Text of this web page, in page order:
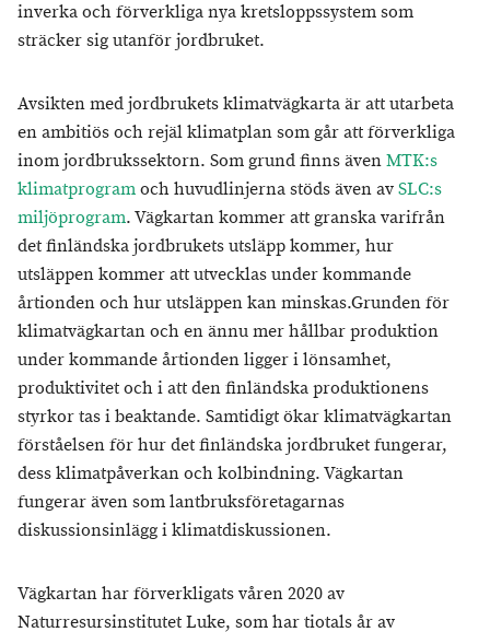
inverka och förverkliga nya kretsloppssystem som
sträcker sig utanför jordbruket.
Avsikten med jordbrukets klimatvägkarta är att utarbeta
en ambitiös och rejäl klimatplan som går att förverkliga
inom jordbrukssektorn. Som grund finns ävenMTK:s
klimatprogramoch huvudlinjerna stöds även avSLC:s
miljöprogram. Vägkartan kommer att granska varifrån
det finländska jordbrukets utsläpp kommer, hur
utsläppen kommer att utvecklas under kommande
årtionden och hur utsläppen kan minskas.Grunden för
klimatvägkartan och en ännu mer hållbar produktion
under kommande årtionden ligger i lönsamhet,
produktivitet och i att den finländska produktionens
styrkor tas i beaktande. Samtidigt ökar klimatvägkartan
förståelsen för hur det finländska jordbruket fungerar,
dess klimatpåverkan och kolbindning. Vägkartan
fungerar även som lantbruksföretagarnas
diskussionsinlägg i klimatdiskussionen.
Vägkartan har förverkligats våren 2020 av
Naturresursinstitutet Luke, som har tiotals år av